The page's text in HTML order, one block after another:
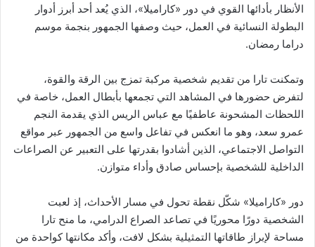
الأنظار بأدائها القوي في دور «كاراميلا»، الذي يُعد أحد أبرز أدوار
البطولة النسائية في العمل، حيث وصفها الجمهور بنجمة موسم
دراما رمضان.
وتمكنت تارا من تقديم شخصية مركبة تمزج بين الرقة والقوة،
لتفرض حضورها في المشاهد التي تجمعها بأبطال العمل، خاصة في
اللحظات المشحونة عاطفيًا مع عباس الريس الذي يقدمة النجم
عمرو سعد، وهو ما انعكس في تفاعل واسع من الجمهور عبر مواقع
التواصل الاجتماعي، الذين أشادوا بقدرتها على التعبير عن الصراعات
الداخلية للشخصية بإحساس صادق وأداء متوازن.
دور «كاراميلا» شكّل نقطة تحول في مسار الأحداث، إذ لعبت
الشخصية دورًا محوريًا في تصاعد الصراع الدرامي، ما منح تارا
مساحة لإبراز طاقاتها التمثيلية بشكل لافت، وأكد مكانتها كواحدة من